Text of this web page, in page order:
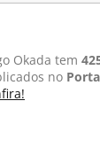
Okada tem
no